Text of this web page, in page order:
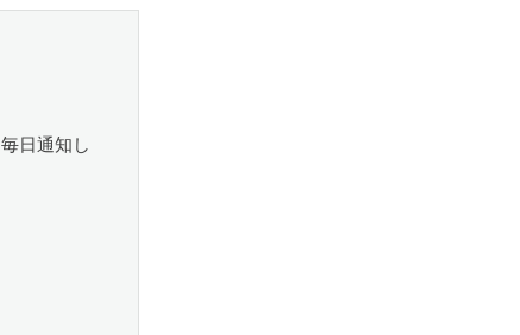
日通知し